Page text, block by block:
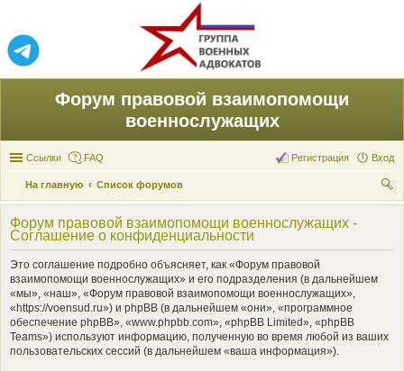
Форум правовой взаимопомощи
военнослужащих
Ссылки FAQ Вход
Регистрация
На главную
Список форумов
ои
Форум правовой взаимопомощи военнослужащих -
Соглашение о конфиденциальности
Это соглашение подробно объясняет, как «Форум правовой
взаимопомощи военнослужащих» и его подразделения (в дальнейшем
«мы», «наш», «Форум правовой взаимопомощи военнослужащих»,
«https://voensud.ru») и phpBB (в дальнейшем «они», «программное
обеспечение phpBB», «www.phpbb.com», «phpBB Limited», «phpBB
Teams») используют информацию, полученную во время любой из ваших
пользовательских сессий (в дальнейшем «ваша информация»).